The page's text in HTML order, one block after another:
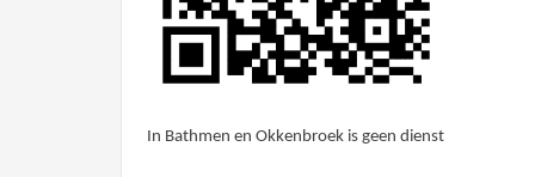
In Bathmen en Okkenbroek is geen dienst